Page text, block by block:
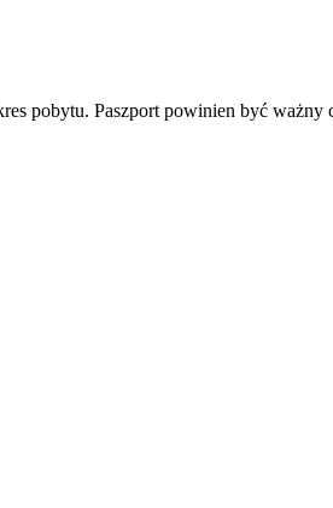
pobytu. Paszport powinien być ważny